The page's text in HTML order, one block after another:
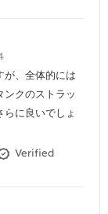
が、全体的には
ンクのストラッ
に良いでしょ
Verified